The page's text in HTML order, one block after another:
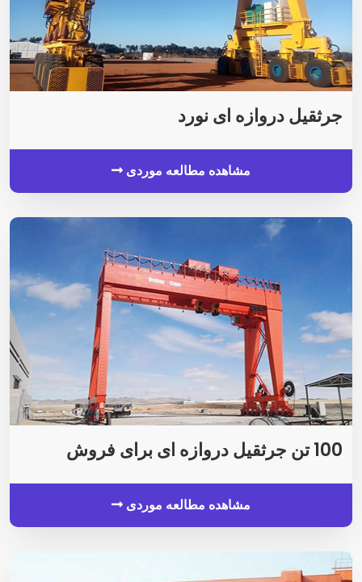
جرثقیل دروازه ای نورد
مشاهده مطالعه موردی
100 تن جرثقیل دروازه ای برای فروش
مشاهده مطالعه موردی